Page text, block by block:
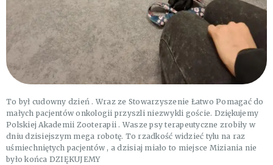
To był cudowny dzień . Wraz ze Stowarzyszenie Łatwo Pomagać do
małych pacjentów onkologii przyszli niezwykli goście. Dziękujemy
Polskiej Akademii Zooterapii . Wasze psy terapeutyczne zrobiły w
dniu dzisiejszym mega robotę. To rzadkość widzieć tylu na raz
uśmiechniętych pacjentów , a dzisiaj miało to miejsce Miziania nie
było końca DZIĘKUJEMY